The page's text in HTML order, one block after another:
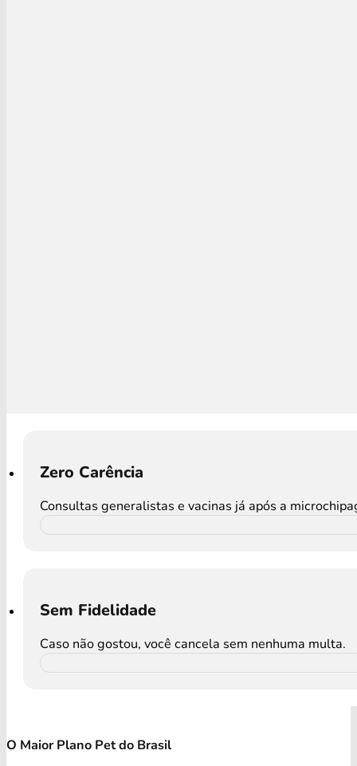
Zero Carência
Consultas generalistas e vacinas já após a
Sem Fidelidade
Caso não gostou, você cancela sem nenhuma multa.
O Maior Plano Pet do Brasil